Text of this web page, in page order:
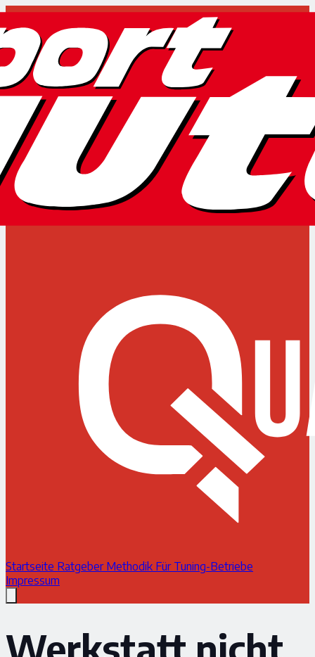
Startseite Ratgeber Methodik Für Tuning-Betriebe
Impressum
Werkstatt nicht